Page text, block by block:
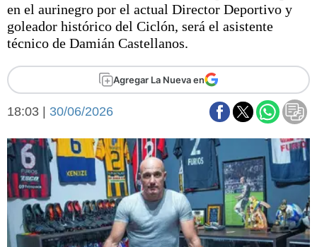
Básquetbol
Fútbol
Federal A
Arte y cultura
Cines
Economía y campo
Economía y finanzas
Con el campo
Espacio empresas
Sociedad y tiempo
libre
Sociedad
Tecnología
Turismo
Salud
Es viral
en el aurinegro por el actual Director Deportivo y
goleador histórico del Ciclón, será el asistente
técnico de Damián Castellanos.
Agregar La Nueva en
18:03 | 30/06/2026